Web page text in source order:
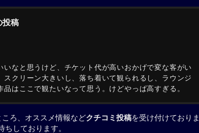
投稿
いなと思うけど、チケット代が高いおかげで変な客がい
スクリーン大きいし、落ち着いて観られるし、ラウンジ
はここで観たいなって思う。けどやっぱ高すぎる。
ろ、オススメ情報などクチコミ投稿を受け付けておりま
ちしております。